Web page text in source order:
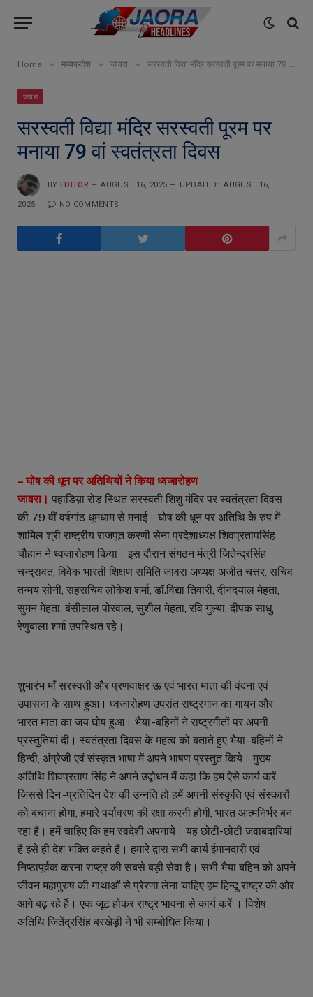
Home » मध्यप्रदेश » जावरा » सरस्वती विद्या मंदिर सरस्वती पूरम पर मनाया 79 वां स्वतंत्रता दिवस
जावरा
सरस्वती विद्या मंदिर सरस्वती पूरम पर
मनाया 79 वां स्वतंत्रता दिवस
BY EDITOR AUGUST 16, 2025 UPDATED: AUGUST 16,
2025 NO COMMENTS
– घोष की धून पर अतिथियों ने किया ध्वजारोहण
जावरा। पहाडिय़ा रोड़ स्थित सरस्वती शिशु मंदिर पर स्वतंत्रता दिवस
की 79 वीं वर्षगांठ धूमधाम से मनाई। घोष की धून पर अतिथि के रुप में
शामिल श्री राष्ट्रीय राजपूत करणी सेना प्रदेशाध्यक्ष शिवप्रतापसिंह
चौहान ने ध्वजारोहण किया। इस दौरान संगठन मंत्री जितेन्द्रसिंह
चन्द्रावत, विवेक भारती शिक्षण समिति जावरा अध्यक्ष अजीत चत्तर, सचिव
तन्मय सोनी, सहसचिव लोकेश शर्मा, डॉ.विद्या तिवारी, दीनदयाल मेहता,
सुमन मेहता, बंसीलाल पोरवाल, सुशील मेहता, रवि गुल्या, दीपक साधु,
रेणुबाला शर्मा उपस्थित रहे।
शुभारंभ माँ सरस्वती और प्रणवाक्षर ऊ एवं भारत माता की वंदना एवं
उपासना के साथ हुआ। ध्वजारोहण उपरांत राष्ट्रगान का गायन और
भारत माता का जय घोष हुआ। भैया -बहिनों ने राष्ट्रगीतों पर अपनी
प्रस्तुतियां दी। स्वतंत्रता दिवस के महत्व को बताते हुए भैया -बहिनों ने
हिन्दी, अंग्रेजी एवं संस्कृत भाषा में अपने भाषण प्रस्तुत किये। मुख्य
अतिथि शिवप्रताप सिंह ने अपने उद्बोधन में कहा कि हम ऐसे कार्य करें
जिससे दिन -प्रतिदिन देश की उन्नति हो हमें अपनी संस्कृति एवं संस्कारों
को बचाना होगा, हमारे पर्यावरण की रक्षा करनी होगी, भारत आत्मनिर्भर बन
रहा हैं। हमें चाहिए कि हम स्वदेशी अपनाये। यह छोटी-छोटी जवाबदारियां
हैं इसे ही देश भक्ति कहते हैं। हमारे द्वारा सभी कार्य ईमानदारी एवं
निष्ठापूर्वक करना राष्ट्र की सबसे बड़ी सेवा है। सभी भैया बहिन को अपने
जीवन महापुरुष की गाथाओं से प्रेरणा लेना चाहिए हम हिन्दू राष्ट्र की ओर
आगे बढ़ रहे हैं। एक जूट होकर राष्ट्र भावना से कार्य करें । विशेष
अतिथि जितेंद्रसिंह बरखेड़ी ने भी सम्बोधित किया।